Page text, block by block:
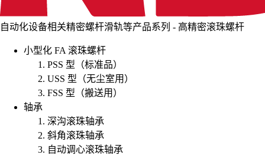
自动化设备相关精密螺杆滑轨等产品系列 - 高精密滚珠螺杆
小型化 FA 滚珠螺杆
PSS 型（标准品）
USS 型（无尘室用）
FSS 型（搬送用）
轴承
深沟滚珠轴承
斜角滚珠轴承
自动调心滚珠轴承